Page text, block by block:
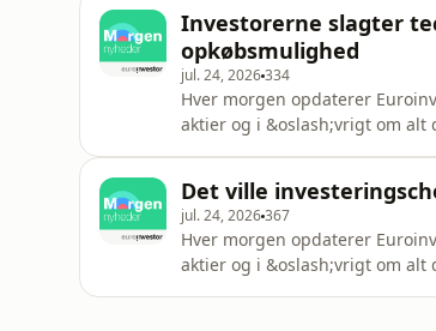
Investorerne slagter
opkøbsmulighed
jul. 24, 2026334
Hver morgen opdaterer
aktier og i &oslash;vrigt om alt
Det ville
jul. 24, 2026367
Hver morgen opdaterer
aktier og i &oslash;vrigt om alt